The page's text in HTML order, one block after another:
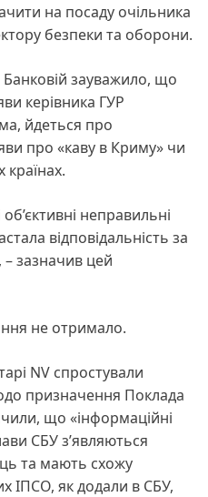
на посаду очільника
безпеки та оборони.
зауважило, що
керівника ГУР
йдеться про
про «каву в Криму» чи
країнах.
неправильні
відповідальність за
зазначив цей
не отримало.
NV спростували
призначення Поклада
що «інформаційні
СБУ зʼявляються
та мають схожу
ІПСО, як додали в СБУ,